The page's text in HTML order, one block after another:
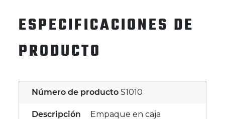
ESPECIFICACIONES DE
PRODUCTO
Número de producto S1010
Descripción Empaque en caja